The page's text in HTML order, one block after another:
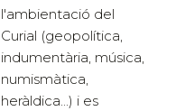
l'ambientació del
Curial (geopolítica,
indumentària, música,
numismàtica,
heràldica...) i es